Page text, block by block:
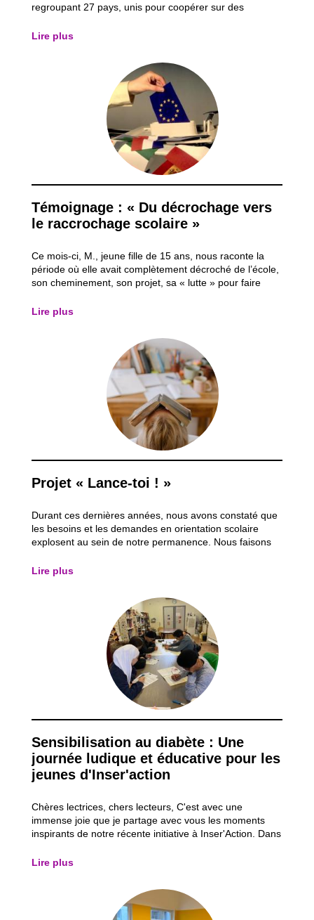
regroupant 27 pays, unis pour coopérer sur des
es un(e) citoyen(ne) européen(ne) résidant en Belgique
Lire plus
Témoignage : « Du décrochage vers
le raccrochage scolaire »
Ce mois-ci, M., jeune fille de 15 ans, nous raconte la
période où elle avait complètement décroché de l’école,
son cheminement, son projet, sa « lutte » pour faire
2ème S, je n’aimais pas mon école, je n’aimais pas les
Lire plus
Projet « Lance-toi ! »
Durant ces dernières années, nous avons constaté que
les besoins et les demandes en orientation scolaire
explosent au sein de notre permanence. Nous faisons
leurs parcours scolaires. Certains sont victimes du
Lire plus
Sensibilisation au diabète : Une
journée ludique et éducative pour les
jeunes d'Inser'action
Chères lectrices, chers lecteurs, C'est avec une
immense joie que je partage avec vous les moments
inspirants de notre récente initiative à Inser'Action. Dans
avons organisé une matinée spéciale de sensibilisation
Lire plus